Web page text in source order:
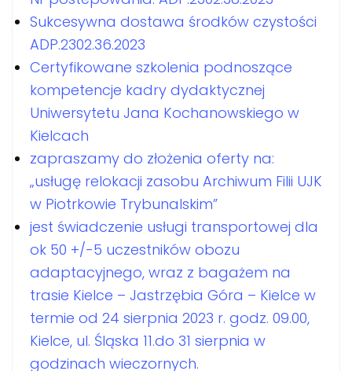
Sukcesywna dostawa środków czystości
ADP.2302.36.2023
Certyfikowane szkolenia podnoszące
kompetencje kadry dydaktycznej
Uniwersytetu Jana Kochanowskiego w
Kielcach
zapraszamy do złożenia oferty na:
„usługę relokacji zasobu Archiwum Filii UJK
w Piotrkowie Trybunalskim”
jest świadczenie usługi transportowej dla
ok 50 +/-5 uczestników obozu
adaptacyjnego, wraz z bagażem na
trasie Kielce – Jastrzębia Góra – Kielce w
termie od 24 sierpnia 2023 r. godz. 09.00,
Kielce, ul. Śląska 11.do 31 sierpnia w
godzinach wieczornych.